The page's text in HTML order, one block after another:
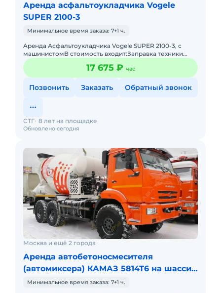
Аренда асфальтоукладчика Vogele
SUPER 2100-3
Минимальное время заказа: 7+1 ч.
Apeнда Асфальтоукладчика Vogele SUPER 2100-3, с
машинистомВ стоимость входит:Заправка техники
топливом (ГСМ)Оператор со всеми необходимыми
документами и граждан17 675 ₽ час
Позвонить Заказать Обратный звонок
Обновлено сегодня
СТГ 8 лет на площадке
Москва и ещё 2 города
Аренда автобетоносмесителя
(автомиксера) КАМАЗ 5814Т6 на шасси
КамАЗ 43
Минимальное время заказа: 7+1 ч.